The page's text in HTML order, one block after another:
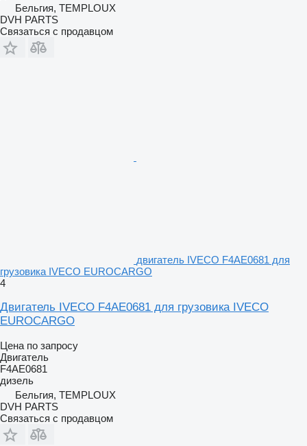
Бельгия, TEMPLOUX
DVH PARTS
Связаться с продавцом
двигатель IVECO F4AE0681 для
грузовика IVECO EUROCARGO
4
Двигатель IVECO F4AE0681 для грузовика IVECO
EUROCARGO
Цена по запросу
Двигатель
F4AE0681
дизель
Бельгия, TEMPLOUX
DVH PARTS
Связаться с продавцом